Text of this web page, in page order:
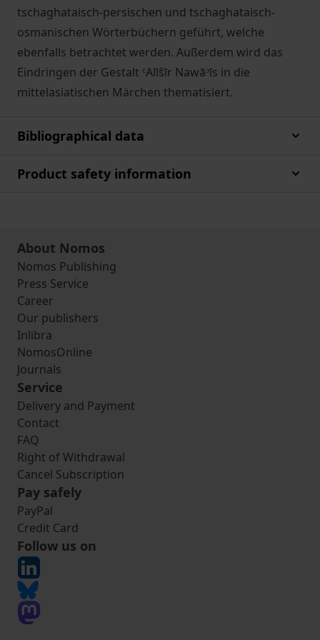
tschaghataisch-persischen und tschaghataisch-
osmanischen Wörterbüchern geführt, welche
ebenfalls betrachtet werden. Außerdem wird das
Eindringen der Gestalt ᶜAlīšīr Nawāᵓīs in die
mittelasiatischen Märchen thematisiert.
Bibliographical data
Product safety information
About Nomos
Nomos Publishing
Press Service
Career
Our publishers
Inlibra
NomosOnline
Journals
Service
Delivery and Payment
Contact
FAQ
Right of Withdrawal
Cancel Subscription
Pay safely
PayPal
Credit Card
Follow us on